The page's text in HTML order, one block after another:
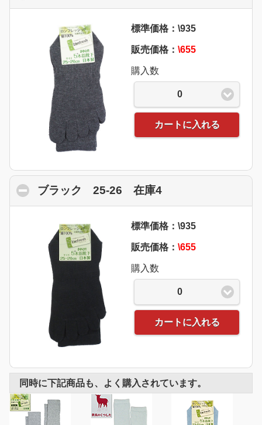
標準価格：\935
販売価格： \655
購入数
0
カートに入れる
ブラック 25-26 在庫4click to collapse
標準価格：\935
販売価格： \655
購入数
0
カートに入れる
同時に下記商品も、よく購入されています。